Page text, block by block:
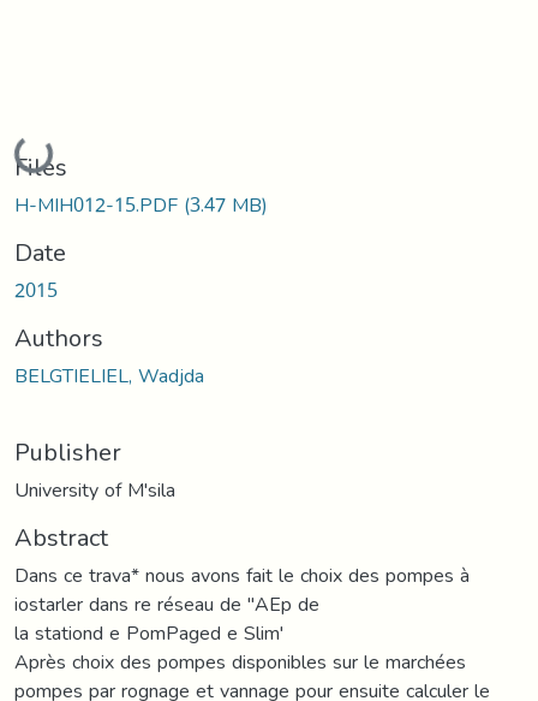
Loading...
Files
H-MIH012-15.PDF(3.47 MB)
Date
2015
Authors
BELGTIELIEL, Wadjda
Publisher
University of M'sila
Abstract
Dans ce trava* nous avons fait le choix des pompes à
iostarler dans re réseau de ''AEp de
la stationd e PomPaged e Slim'
Après choix des pompes disponibles sur le marchées
pompes par rognage et vannage pour ensuite calculer le